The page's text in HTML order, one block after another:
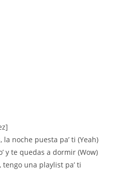
la noche puesta pa’ ti (Yeah)
y te quedas a dormir (Wow)
tengo una playlist pa’ ti